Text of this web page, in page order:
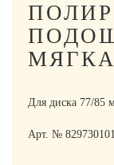
Для диска 77/85
Арт. №